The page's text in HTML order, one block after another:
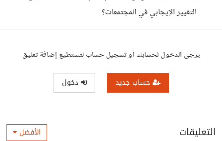
التغيير الإيجابي في المجتمعات؟
يرجى الدخول لحسابك أو تسجيل حساب لتستطيع إضافة تعليق
حساب جديد دخول
التعليقات الأفضل